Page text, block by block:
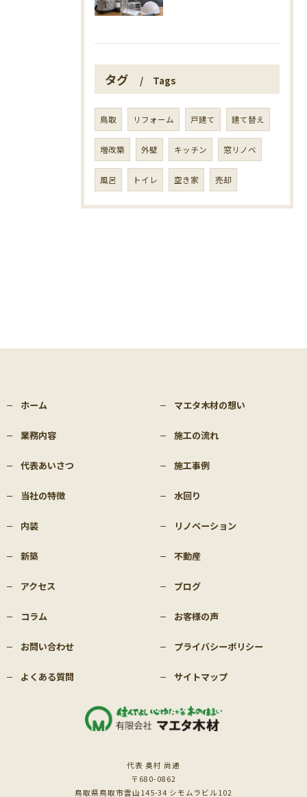
タグ Tags
鳥取 リフォーム 戸建て 建て替え
増改築 外壁 キッチン 窓リノベ
風呂 トイレ 空き家 売却
ホーム マエタ木材の想い
業務内容 施工の流れ
代表あいさつ 施工事例
当社の特徴 水回り
内装 リノベーション
新築 不動産
アクセス ブログ
コラム お客様の声
お問い合わせ プライバシーポリシー
よくある質問 サイトマップ
代表 奥村 尚通
〒680-0862
鳥取県鳥取市雲山145-34 シモムラビル102